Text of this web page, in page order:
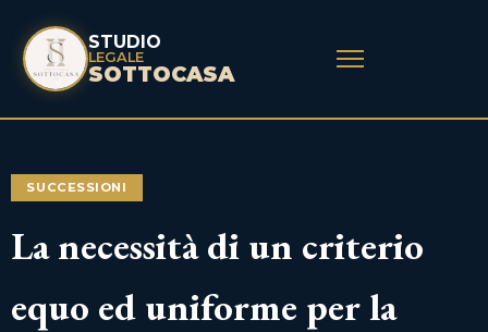
STUDIO
LEGALE
SOTTOCASA
SUCCESSIONI
La necessità di un criterio
equo ed uniforme per la